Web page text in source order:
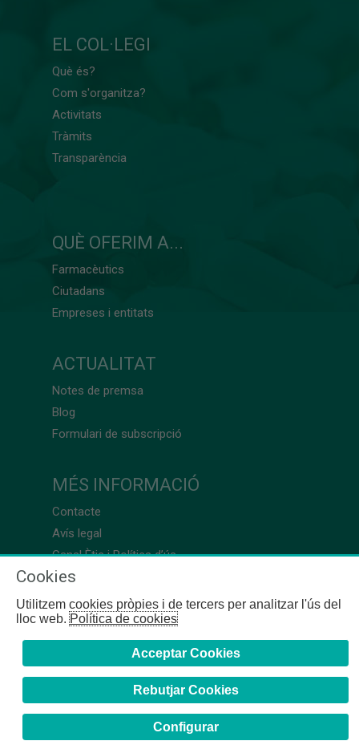
EL COL·LEGI
Què és?
Com s'organitza?
Activitats
Tràmits
Transparència
QUÈ OFERIM A...
Farmacèutics
Ciutadans
Empreses i entitats
ACTUALITAT
Notes de premsa
Blog
Formulari de subscripció
MÉS INFORMACIÓ
Contacte
Avís legal
Canal Ètic i Política d’ús
Cookies
Utilitzem cookies pròpies i de tercers per analitzar l'ús del
lloc web.Política de cookies
Acceptar Cookies
Rebutjar Cookies
Configurar